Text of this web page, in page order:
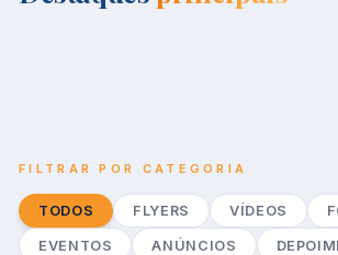
Apr 17, 2026
FILTRAR POR CATEGORIA
TODOS FLYERS VÍDEOS
EVENTOS ANÚNCIOS